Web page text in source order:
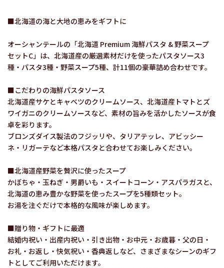
■北海道の海と大地の恵みをギフトに
オーシャンテールの「北海道 Premium 海鮮パスタ & 野菜スープ
セットC」は、北海道産の厳選素材だけを使ったパスタソース3
種・パスタ3種・野菜スープ5種、計11個の豪華詰め合わせです。
■こだわりの海鮮パスタソース
北海道産サケとキャベツのクリームソース、北海道産トマトとズ
ワイガニのクリームソースなど、素材の旨みを活かしたソースが食
卓を彩ります。
ブロンズダイス製法のフジッリや、タリアテッレ、アビッシー
ネ・リガーテなど本格パスタと合わせてお楽しみください。
■北海道産野菜を贅沢に使ったスープ
かぼちゃ・玉ねぎ・男爵いも・スイートコーン・アスパラガスと、
北海道の恵み豊かな野菜を使ったスープを5種類セット。
お湯を注ぐだけで本格的な風味が楽しめます。
■贈り物・ギフトに最適
結婚内祝い・出産内祝い・引き出物・お中元・お歳暮・父の日・
お礼・お返し・快気祝い・香典返しなど、さまざまなシーンのギフ
トとしてご利用いただけます。